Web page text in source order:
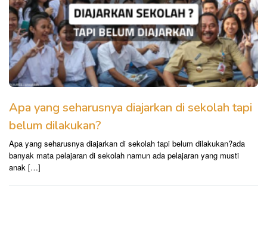
Apa yang seharusnya diajarkan di sekolah tapi
belum dilakukan?
Apa yang seharusnya diajarkan di sekolah tapi belum dilakukan?ada
banyak mata pelajaran di sekolah namun ada pelajaran yang musti
anak […]